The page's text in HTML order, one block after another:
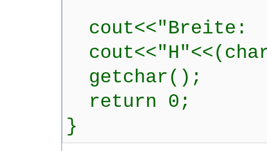
cout<<"Breite:
getchar();
return 0;
}